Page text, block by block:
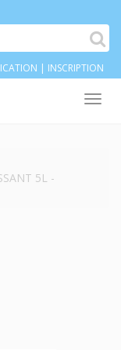
| INSCRIPTION
5L -